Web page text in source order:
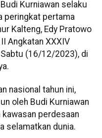
Kurniawan selaku
peringkat pertama
Kalteng, Edy Pratowo
Angkatan XXXIV
(16/12/2023), di
nasional tahun ini,
oleh Budi Kurniawan
perdesaan
selamatkan dunia.